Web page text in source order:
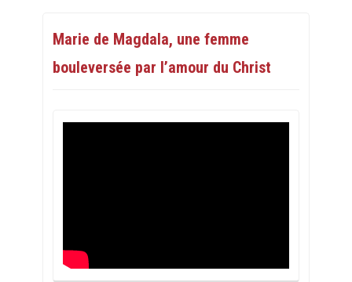
Marie de Magdala, une femme
bouleversée par l’amour du Christ